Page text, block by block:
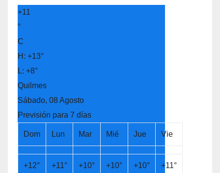
+11
°
C
H: +13°
L: +8°
Quilmes
Sábado, 08 Agosto
Previsión para 7 días
Dom Lun Mar Mié Jue Vie
+12° +11° +10° +10° +10° +11°